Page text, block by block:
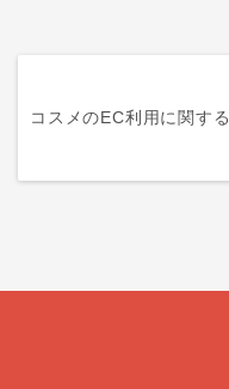
コスメのEC利用に関す